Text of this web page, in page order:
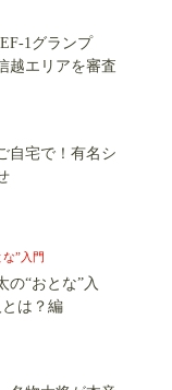
1グランプ
越エリアを審査
自宅で！有名シ
”入門
の“おとな”入
は？編